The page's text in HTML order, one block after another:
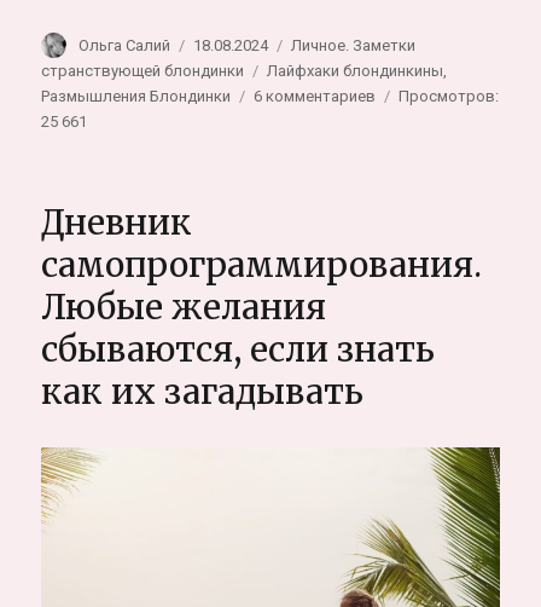
Автор
Ольга Салий Опубликовано
18.08.2024 Рубрики
Личное. Заметки
странствующей блондинки
Метки
Лайфхаки блондинкины,
Размышления Блондинки
6 комментариев
прическа
(или
Просмотров:
25 661
Дневник
самопрограммирования.
Любые желания
сбываются, если знать
как их загадывать